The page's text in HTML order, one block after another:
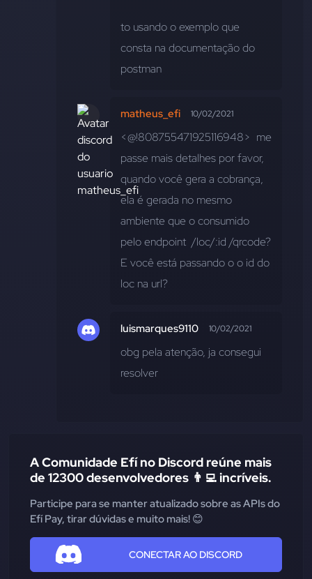
to usando o exemplo que
consta na documentação do
postman
matheus_efi 10/02/2021
<@!808755471925116948>  me
passe mais detalhes por favor,
quando você gera a cobrança,
ela é gerada no mesmo
ambiente que o consumido
pelo endpoint  /loc/:id /qrcode?
E você está passando o o id do
loc na url?
luismarques9110 10/02/2021
obg pela atenção, ja consegui
resolver
A Comunidade Efí no Discord reúne mais
de 12300 desenvolvedores 👨‍💻 incríveis.
Participe para se manter atualizado sobre as APIs do
Efí Pay, tirar dúvidas e muito mais! 😊
CONECTAR AO DISCORD